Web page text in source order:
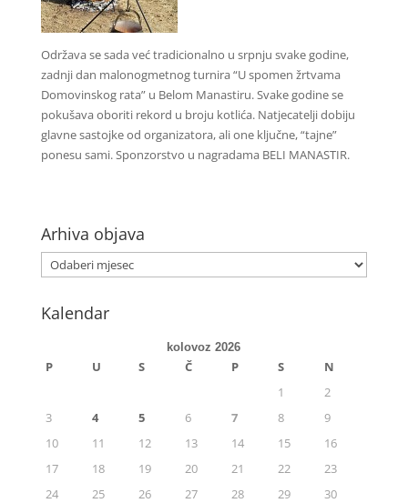
Održava se sada već tradicionalno u srpnju svake godine,
zadnji dan malonogmetnog turnira “U spomen žrtvama
Domovinskog rata” u Belom Manastiru. Svake godine se
pokušava oboriti rekord u broju kotlića. Natjecatelji dobiju
glavne sastojke od organizatora, ali one ključne, “tajne”
ponesu sami. Sponzorstvo u nagradama BELI MANASTIR.
Arhiva objava
Kalendar
kolovoz 2026
P U S Č P S
N
1
2
3
4 5 6 7 8
9
10
11 12 13 14 15
16
17
18 19 20 21 22
23
24
25 26 27 28 29
30